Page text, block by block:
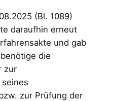
(Bl. 1089)
daraufhin erneut
und gab
die
zur
zur Prüfung der